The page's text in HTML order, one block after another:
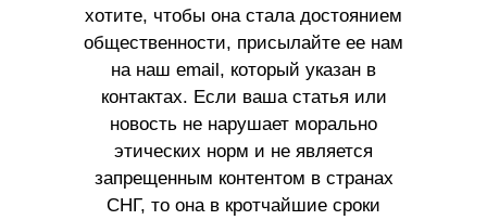
хотите, чтобы она стала достоянием
общественности, присылайте ее нам
на наш email, который указан в
контактах. Если ваша статья или
новость не нарушает морально
этических норм и не является
запрещенным контентом в странах
СНГ, то она в кротчайшие сроки